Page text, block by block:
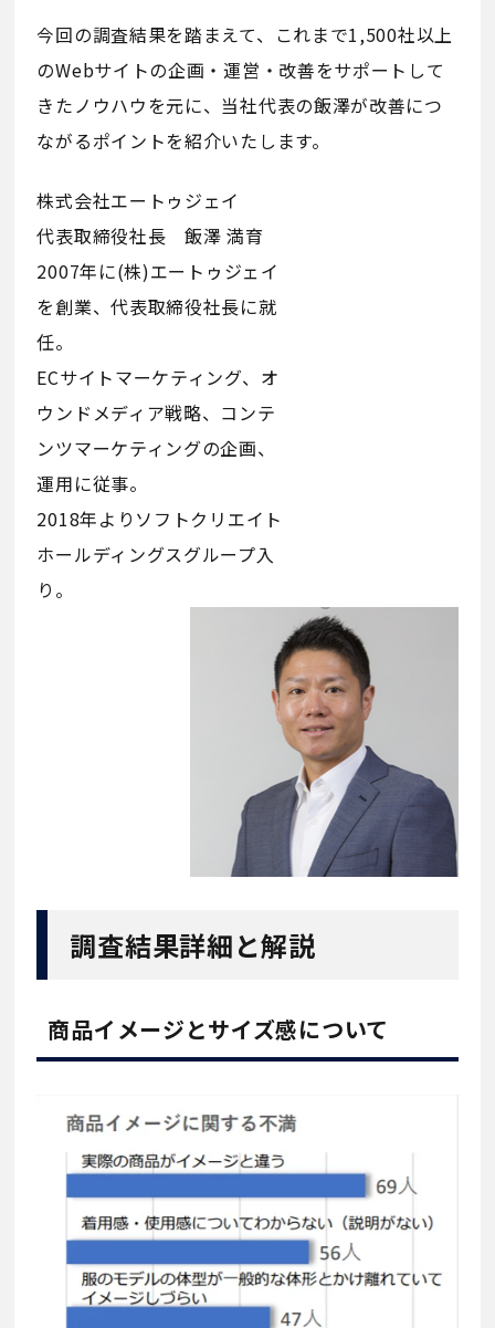
今回の調査結果を踏まえて、これまで1,500社以上
のWebサイトの企画・運営・改善をサポートして
きたノウハウを元に、当社代表の飯澤が改善につ
ながるポイントを紹介いたします。
株式会社エートゥジェイ
代表取締役社長 飯澤 満育
2007年に(株)エートゥジェイ
を創業、代表取締役社長に就
任。
ECサイトマーケティング、オ
ウンドメディア戦略、コンテ
ンツマーケティングの企画、
運用に従事。
2018年よりソフトクリエイト
ホールディングスグループ入
り。
調査結果詳細と解説
商品イメージとサイズ感について